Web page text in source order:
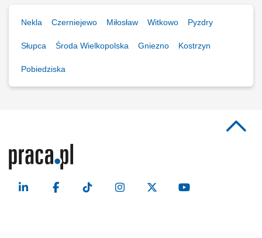
Nekla Czerniejewo Miłosław Witkowo Pyzdry
Słupca Środa Wielkopolska Gniezno Kostrzyn
Pobiedziska